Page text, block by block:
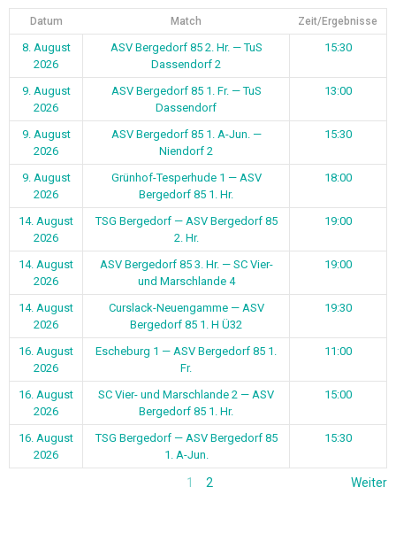
Datum Match Zeit/Ergebnisse
8. August
2026
ASV Bergedorf 85 2. Hr. — TuS
Dassendorf 2
15:30
9. August
2026
ASV Bergedorf 85 1. Fr. — TuS
Dassendorf
13:00
9. August
2026
ASV Bergedorf 85 1. A-Jun. —
Niendorf 2
15:30
9. August
2026
Grünhof-Tesperhude 1 — ASV
Bergedorf 85 1. Hr.
18:00
14. August
2026
TSG Bergedorf — ASV Bergedorf 85
2. Hr.
19:00
14. August
2026
ASV Bergedorf 85 3. Hr. — SC Vier-
und Marschlande 4
19:00
14. August
2026
Curslack-Neuengamme — ASV
Bergedorf 85 1. H Ü32
19:30
16. August
2026
Escheburg 1 — ASV Bergedorf 85 1.
Fr.
11:00
16. August
2026
SC Vier- und Marschlande 2 — ASV
Bergedorf 85 1. Hr.
15:00
16. August
2026
TSG Bergedorf — ASV Bergedorf 85
1. A-Jun.
15:30
1 2 Weiter